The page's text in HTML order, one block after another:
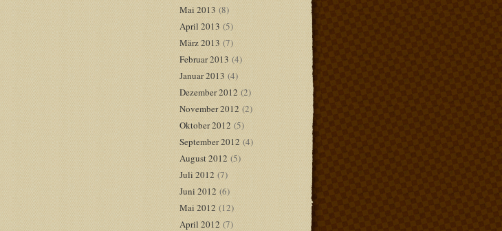
Mai 2013(8)
April 2013(5)
März 2013(7)
Februar 2013 (4)
Januar 2013 (4)
Dezember 2012(2)
November 2012 (2)
Oktober 2012 (5)
September 2012(4)
August 2012(5)
Juli 2012(7)
Juni 2012(6)
Mai 2012(12)
April 2012(7)